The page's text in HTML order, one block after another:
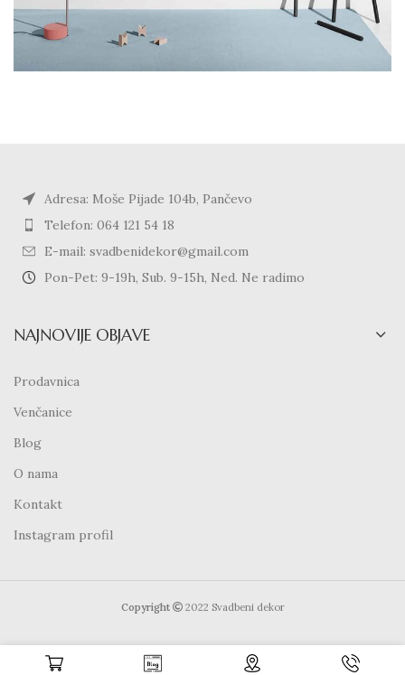
Adresa: Moše Pijade 104b, Pančevo
Telefon: 064 121 54 18
E-mail: svadbenidekor@gmail.com
Pon-Pet: 9-19h, Sub. 9-15h, Ned. Ne radimo
NAJNOVIJE OBJAVE
Prodavnica
Venčanice
Blog
O nama
Kontakt
Instagram profil
Copyright 2022 Svadbeni dekor